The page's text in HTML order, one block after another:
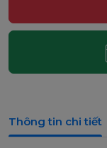
Thông tin chi tiết